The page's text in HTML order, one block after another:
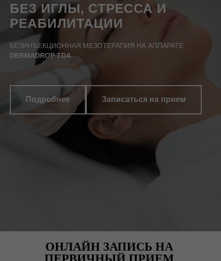
БЕЗ ИГЛЫ, СТРЕССА И
РЕАБИЛИТАЦИИ
БЕЗИНЪЕКЦИОННАЯ МЕЗОТЕРАПИЯ НА АППАРАТЕ
DERMADROP TDA
Подробнее Записаться на прием
ОНЛАЙН ЗАПИСЬ НА
ПЕРВИЧНЫЙ ПРИЕМ